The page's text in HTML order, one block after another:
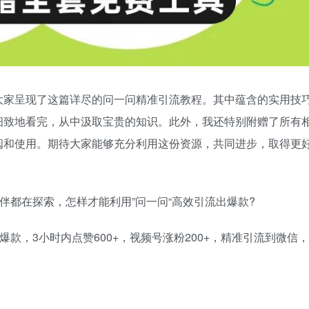
呈现了这篇详尽的问一问精准引流教程。其中蕴含的实用技
地看完，从中汲取宝贵的知识。此外，我还特别附赠了所有
使用。期待大家能够充分利用这份资源，共同进步，取得更
都在探索，怎样才能利用”问一问“高效引流出爆款?
款，3小时内点赞600+，视频号涨粉200+，精准引流到微信，